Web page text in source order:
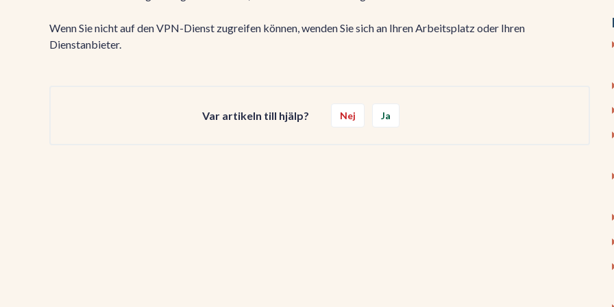
Wenn Sie nicht auf den VPN-Dienst zugreifen können, wenden Sie sich an Ihren Arbeitsplatz oder Ihren
Dienstanbieter.
Var artikeln till hjälp? Nej Ja